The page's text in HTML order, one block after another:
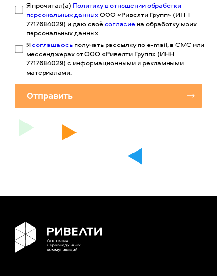
Я прочитал(а) Политику в отношении обработки
персональных данныхООО «Ривелти Групп» (ИНН
7717684029) и даю своёсогласие на обработку моих
персональных данных
Ясоглашаюсь получать рассылку по e-mail, в СМС или
мессенджерах от ООО «Ривелти Групп» (ИНН
7717684029) с информационными и рекламными
материалами.
Отправить